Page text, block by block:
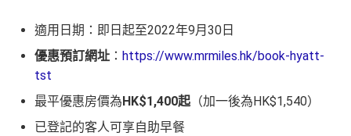
適用日期：即日起至2022年9月30日
優惠預訂網址 ： https://www.mrmiles.hk/book-hyatt-
tst
最平優惠房價為 HK$1,400起（加一後為HK$1,540）
已登記的客人可享自助早餐